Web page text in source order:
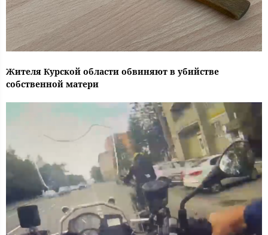
Жителя Курской области обвиняют в убийстве
собственной матери